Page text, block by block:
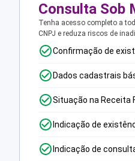
Consulta Sob
Tenha acesso completo a
CNPJ e reduza riscos de
Confirmação de
Dados cadastrais
Situação na Receita
Indicação de
Indicação de